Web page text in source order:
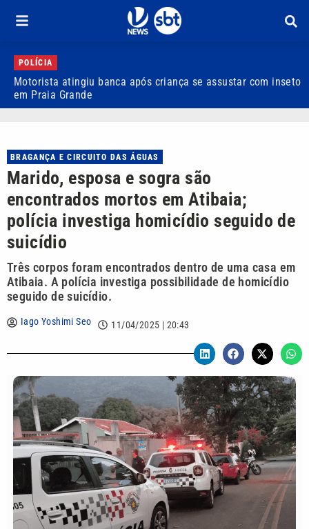
POLÍCIA
Motorista atingiu banca após criança se assustar com inseto
em Praia Grande
BRAGANÇA E CIRCUITO DAS ÁGUAS
Marido, esposa e sogra são
encontrados mortos em Atibaia;
polícia investiga homicídio seguido de
suicídio
Três corpos foram encontrados dentro de uma casa em
Atibaia. A polícia investiga possibilidade de homicídio
seguido de suicídio.
Iago Yoshimi Seo 11/04/2025 | 20:43